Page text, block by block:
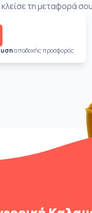
τη μεταφορά
αποδοχής προσφοράς